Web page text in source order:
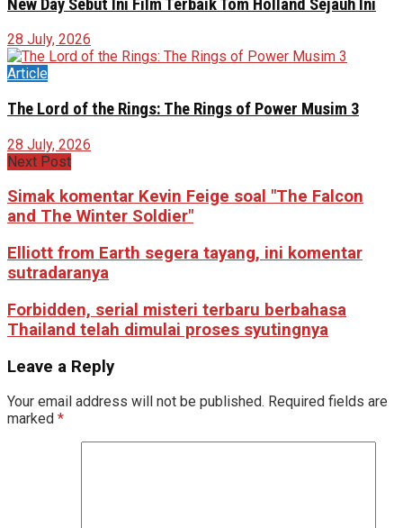
New Day Sebut Ini Film Terbaik Tom Holland Sejauh Ini
28 July, 2026
Article
The Lord of the Rings: The Rings of Power Musim 3
28 July, 2026
Next Post
Simak komentar Kevin Feige soal "The Falcon
and The Winter Soldier"
Elliott from Earth segera tayang, ini komentar
sutradaranya
Forbidden, serial misteri terbaru berbahasa
Thailand telah dimulai proses syutingnya
Leave a Reply
Your email address will not be published. Required fields are
marked *